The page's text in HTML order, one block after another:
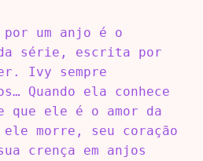
um anjo é o
série, escrita por
Ivy sempre
Quando ela conhece
que ele é o amor da
ele morre, seu coração
crença em anjos